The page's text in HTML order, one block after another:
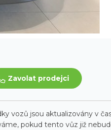
Zavolat prodejci
vozů jsou aktualizovány v
pokud tento vůz již